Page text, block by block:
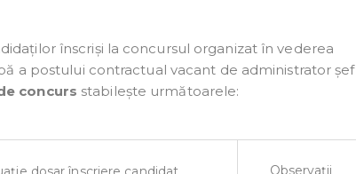
înscriși la concursul organizat în vederea
a postului contractual vacant de administrator șef
concurs stabilește următoarele:
Observații